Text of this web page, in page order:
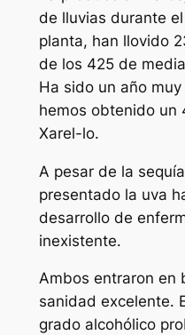
de lluvias durante
planta, han llovido
de los 425 de
Ha sido un año
hemos obtenido un
Xarel-lo.
A pesar de la
presentado la uva
desarrollo de
inexistente.
Ambos entraron en
sanidad excelente.
grado alcohólico